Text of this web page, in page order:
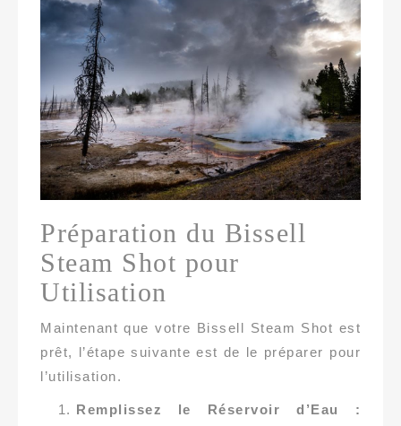
Préparation du Bissell
Steam Shot pour
Utilisation
Maintenant que votre Bissell Steam Shot est
prêt, l’étape suivante est de le préparer pour
l’utilisation.
Remplissez le Réservoir d’Eau :